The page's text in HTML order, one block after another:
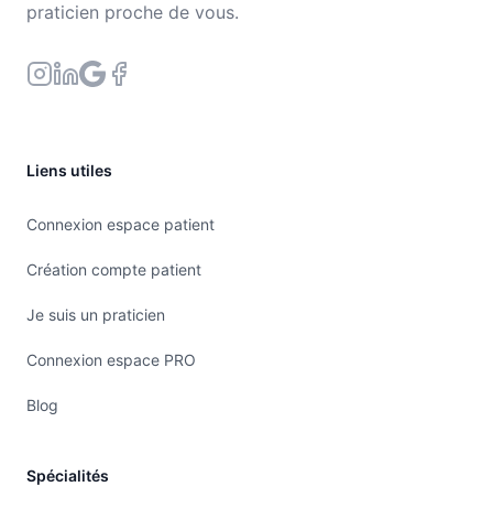
praticien proche de vous.
Liens utiles
Connexion espace patient
Création compte patient
Je suis un praticien
Connexion espace PRO
Blog
Spécialités